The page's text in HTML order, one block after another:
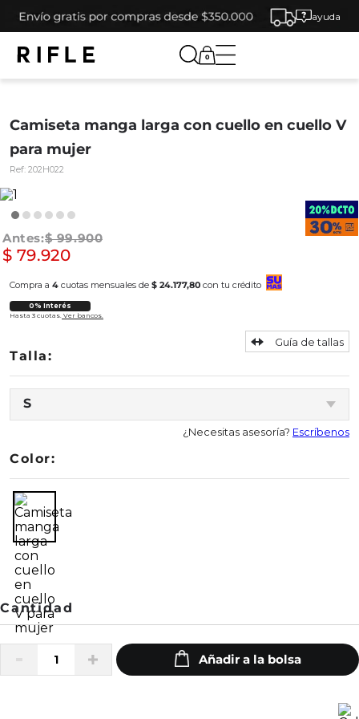
ayuda
0
Camiseta manga larga con cuello en cuello V
para mujer
Ref: 202H022
$ 99.900
$ 79.920
Compra a 4 cuotas mensuales de $ 24.177,80 con tu crédito
0% Interés
Hasta 3 cuotas. Ver bancos.
S
Guía de tallas
¿Necesitas asesoría? Escríbenos
Color: